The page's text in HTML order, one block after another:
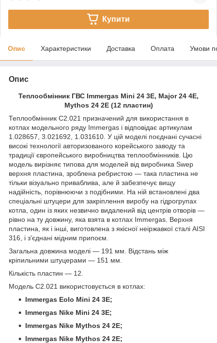
Купити
Опис Характеристики Доставка Оплата Умови
Опис
Теплообмінник ГВС Immergas Mini 24 3E, Major 24 4E,
Mythos 24 2E (12 пластин)
Теплообмінник C2.021 призначений для використання в
котлах модельного ряду Immergas і відповідає артикулам
1.028657, 3.021692, 1.031610. У цій моделі поєднані сучасні
високі технології авторизованого корейського заводу та
традиції європейського виробництва теплообмінників. Цю
модель вирізняє типова для моделей від виробника Swep
верхня пластина, зроблена ребристою — така пластина не
тільки візуально приваблива, але й забезпечує вищу
надійність, порівнюючи з подібними. На ній встановлені два
спеціальні штуцери для закріплення виробу на гідрогрупах
котла, один із яких незвично видалений від центрів отворів —
рівно на ту довжину, яка взята в котлах Immergas. Верхня
пластина, як і інші, виготовлена з якісної неіржавкої сталі AISI
316, і з'єднані мідним припоєм.
Загальна довжина моделі — 191 мм. Відстань між
кріпильними штуцерами — 151 мм.
Кількість пластин — 12.
Модель C2.021 використовується в котлах:
Immergas Eolo Mini 24 3E;
Immergas Nike Mini 24 3E;
Immergas Nike Mythos 24 2E;
Immergas Nike Mythos 24 2E;